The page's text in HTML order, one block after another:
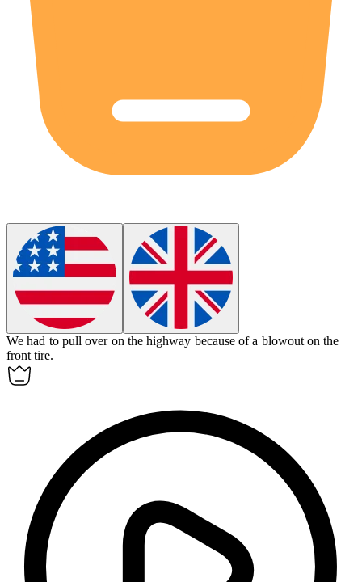
We had to pull over on the highway because of a blowout on the
front tire.